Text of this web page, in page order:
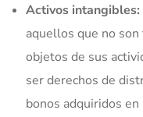
Activos intangibles:
aquellos que no
objetos de sus
ser derechos de
bonos adquiridos